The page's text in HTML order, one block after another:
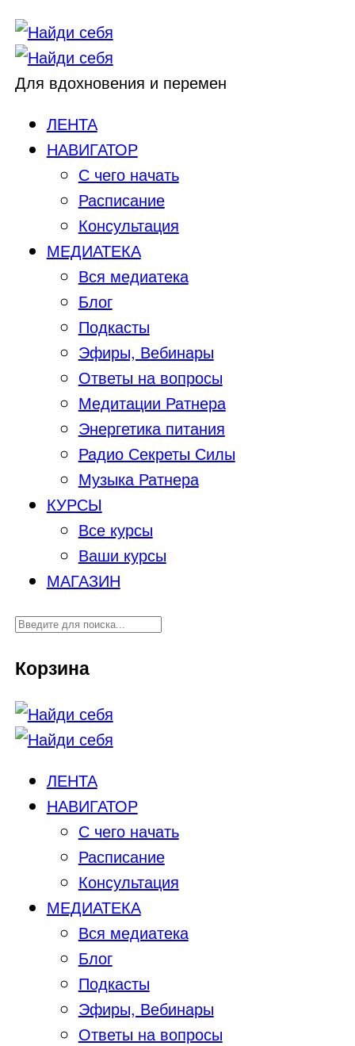
Для вдохновения и перемен
ЛЕНТА
НАВИГАТОР
С чего начать
Расписание
Консультация
МЕДИАТЕКА
Вся медиатека
Блог
Подкасты
Эфиры, Вебинары
Ответы на вопросы
Медитации Ратнера
Энергетика питания
Радио Секреты Силы
Музыка Ратнера
КУРСЫ
Все курсы
Ваши курсы
МАГАЗИН
Корзина
ЛЕНТА
НАВИГАТОР
С чего начать
Расписание
Консультация
МЕДИАТЕКА
Вся медиатека
Блог
Подкасты
Эфиры, Вебинары
Ответы на вопросы